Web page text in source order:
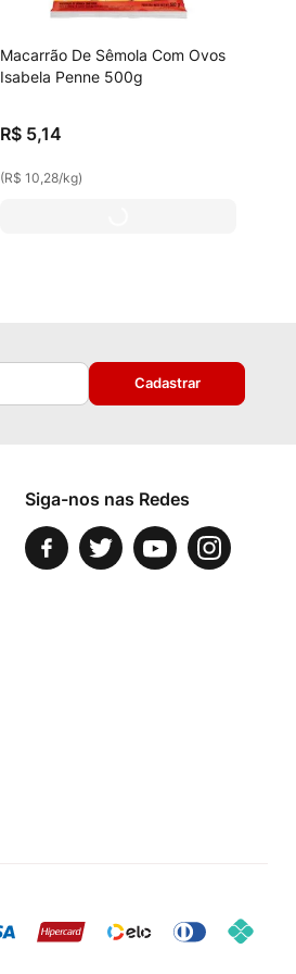
Macarrão De Sêmola Com Ovos
Isabela Penne 500g
R$ 5,14
(R$ 10,28/kg)
Cadastrar
Siga-nos nas Redes